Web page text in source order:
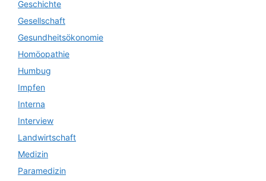
Geschichte
Gesellschaft
Gesundheitsökonomie
Homöopathie
Humbug
Impfen
Interna
Interview
Landwirtschaft
Medizin
Paramedizin